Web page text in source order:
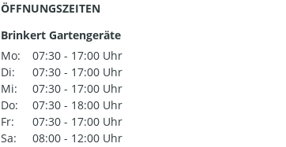
ÖFFNUNGSZEITEN
Brinkert Gartengeräte
Mo:
07:30 - 17:00 Uhr
Di:
07:30 - 17:00 Uhr
Mi:
07:30 - 17:00 Uhr
Do:
07:30 - 18:00 Uhr
Fr:
07:30 - 17:00 Uhr
Sa:
08:00 - 12:00 Uhr